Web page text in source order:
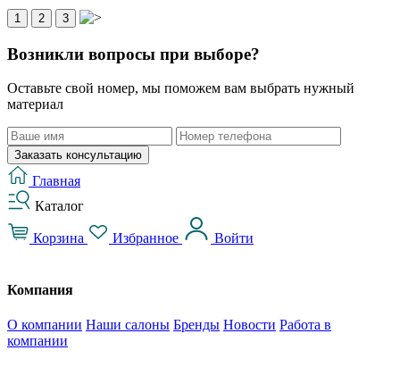
1 2 3
Возникли вопросы при выборе?
Оставьте свой номер, мы поможем вам выбрать нужный
материал
Заказать консультацию
Главная
Каталог
Корзина Избранное Войти
Компания
О компании Наши салоны Бренды Новости Работа в
компании